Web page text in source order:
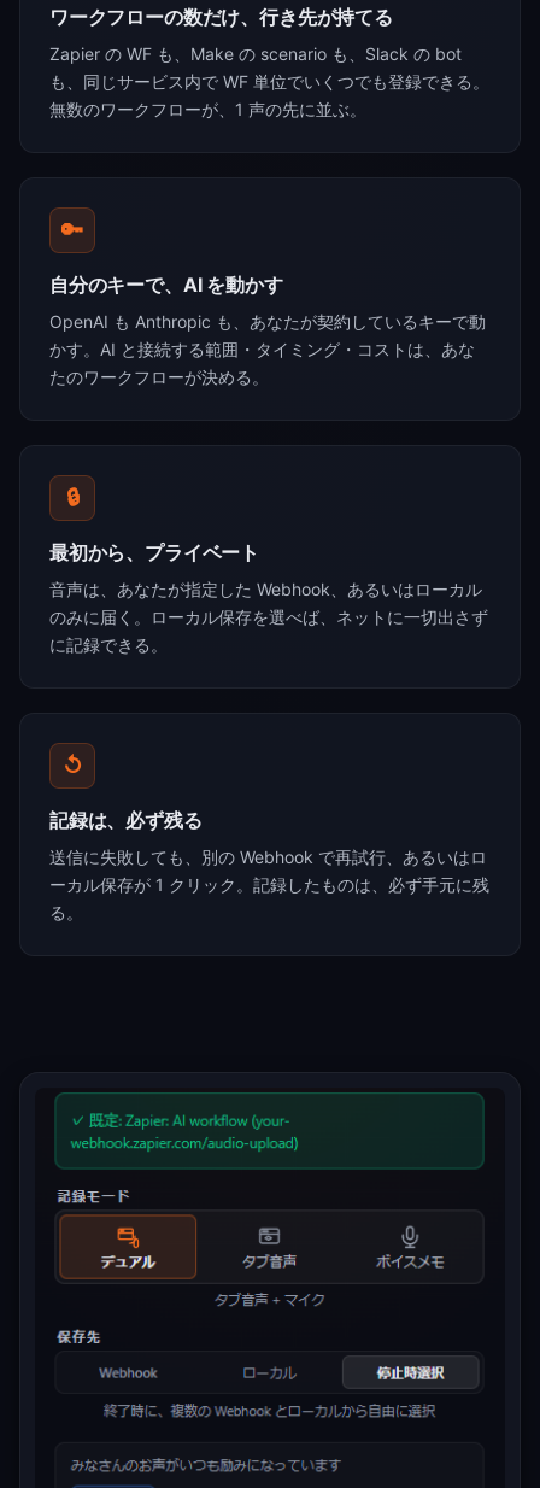
ワークフローの数だけ、行き先が持てる
Zapier の WF も、Make の scenario も、Slack の bot
も、同じサービス内で WF 単位でいくつでも登録できる。
無数のワークフローが、1 声の先に並ぶ。
🔑
自分のキーで、AI を動かす
OpenAI も Anthropic も、あなたが契約しているキーで動
かす。AI と接続する範囲・タイミング・コストは、あな
たのワークフローが決める。
🔒
最初から、プライベート
音声は、あなたが指定した Webhook、あるいはローカル
のみに届く。ローカル保存を選べば、ネットに一切出さず
に記録できる。
↺
記録は、必ず残る
送信に失敗しても、別の Webhook で再試行、あるいはロ
ーカル保存が 1 クリック。記録したものは、必ず手元に残
る。